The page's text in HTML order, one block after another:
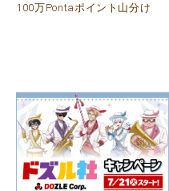
100万Pontaポイント山分け